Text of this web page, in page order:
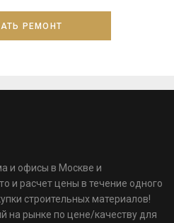
и офисы в Москве и
и расчет цены в течение одного
строительных материалов!
на рынке по цене/качеству для